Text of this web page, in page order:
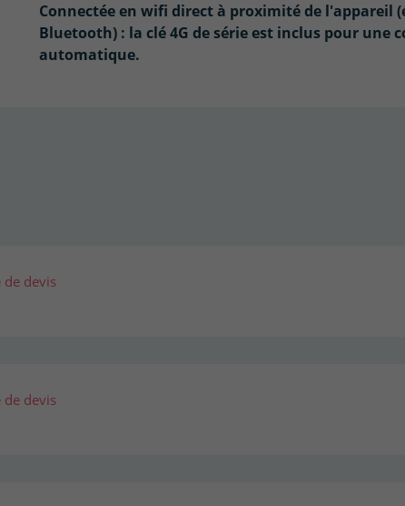
Connectée en wifi direct à proximité de l'appareil
Bluetooth) : la clé 4G de série est inclus pour une
automatique.
de devis
de devis